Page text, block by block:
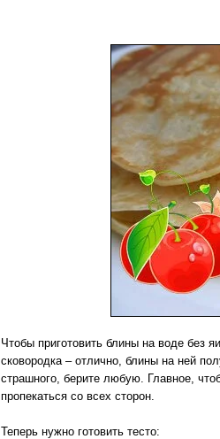
Чтобы приготовить блины на воде без
сковородка – отлично, блины на ней
страшного, берите любую. Главное,
пропекаться со всех сторон.
Теперь нужно готовить тесто: